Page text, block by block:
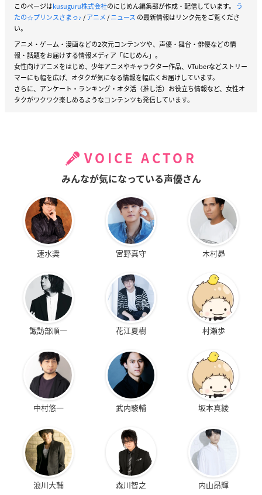
このページはkusuguru株式会社のにじめん編集部が作成・配信しています。
う
たの☆プリンスさまっ♪/アニメ/ニュース の最新情報はリンク先をご覧くださ
い。
アニメ・ゲーム・漫画などの2次元コンテンツや、声優・舞台・俳優などの情
報・話題をお届けする情報メディア「にじめん」。
女性向けアニメをはじめ、少年アニメやキャラクター作品、VTuberなどストリー
マーにも幅を広げ、オタクが気になる情報を幅広くお届けしています。
さらに、アンケート・ランキング・オタ活（推し活）お役立ち情報など、女性オ
タクがワクワク楽しめるようなコンテンツも発信しています。
VOICE ACTOR
みんなが気になっている声優さん
速水奨 宮野真守 木村昴
諏訪部順一 花江夏樹 村瀬歩
中村悠一 武内駿輔 坂本真綾
浪川大輔 森川智之 内山昂輝